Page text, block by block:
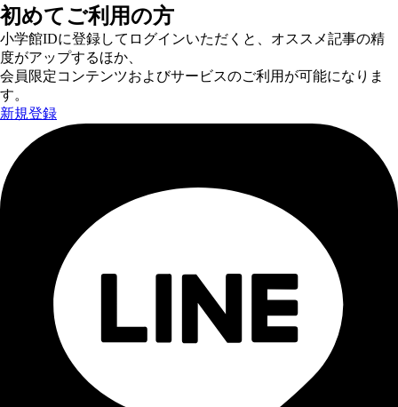
初めてご利用の方
小学館IDに登録してログインいただくと、オススメ記事の精
度がアップするほか、
会員限定コンテンツおよびサービスのご利用が可能になりま
す。
新規登録